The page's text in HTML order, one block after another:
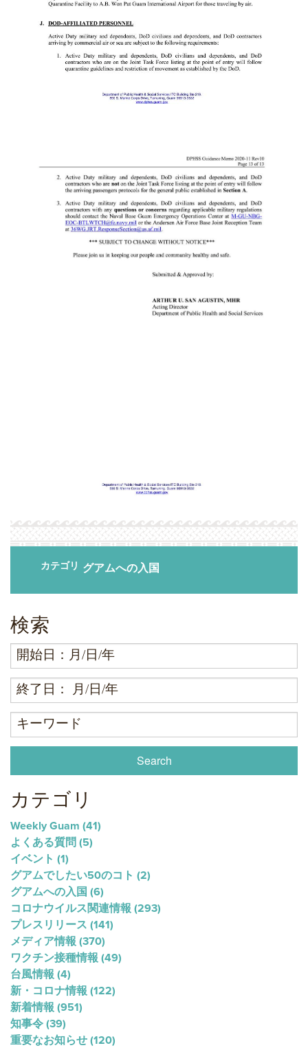
カテゴリ グアムへの入国
検索
カテゴリ
Weekly Guam (41)
よくある質問(5)
イベント (1)
グアムでしたい50のコト (2)
グアムへの入国 (6)
コロナウイルス関連情報(293)
プレスリリース (141)
メディア情報(370)
ワクチン接種情報(49)
台風情報(4)
新・コロナ情報(122)
新着情報(951)
知事令(39)
重要なお知らせ(120)